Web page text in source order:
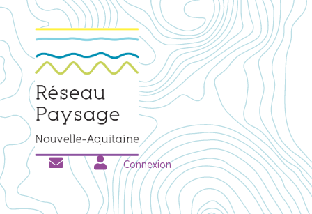
Connexion